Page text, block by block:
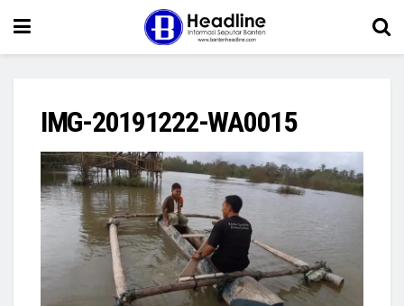
IMG-20191222-WA0015